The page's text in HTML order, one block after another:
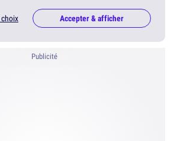
choix Accepter & afficher
Publicité